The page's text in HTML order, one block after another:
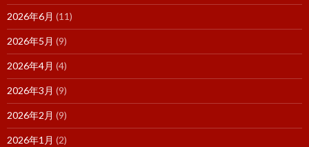
2026年6月 (11)
2026年5月 (9)
2026年4月 (4)
2026年3月 (9)
2026年2月 (9)
2026年1月 (2)